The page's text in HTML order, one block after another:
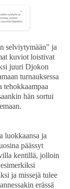
selviytymään" ja
kuviot loistivat
juuri Djokon
turnauksessa
tehokkaampaa
hän sortui
luokkaansa ja
päässyt
kentillä, jolloin
ja missejä tulee
erässä